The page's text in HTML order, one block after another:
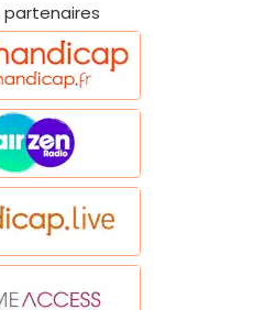
partenaires